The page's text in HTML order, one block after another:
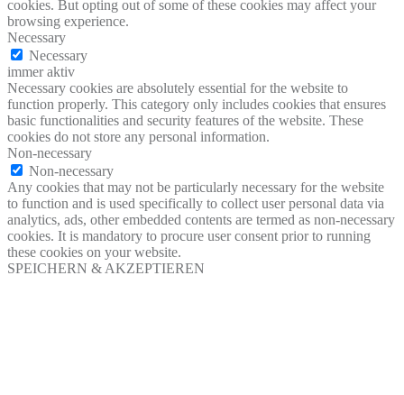
cookies. But opting out of some of these cookies may affect your
browsing experience.
Necessary
Necessary
immer aktiv
Necessary cookies are absolutely essential for the website to
function properly. This category only includes cookies that ensures
basic functionalities and security features of the website. These
cookies do not store any personal information.
Non-necessary
Non-necessary
Any cookies that may not be particularly necessary for the website
to function and is used specifically to collect user personal data via
analytics, ads, other embedded contents are termed as non-necessary
cookies. It is mandatory to procure user consent prior to running
these cookies on your website.
SPEICHERN & AKZEPTIEREN